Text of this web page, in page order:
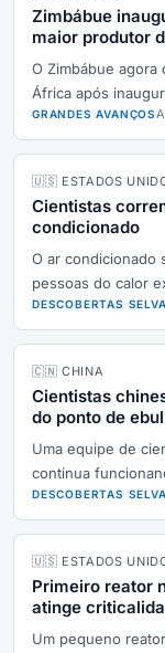
Zimbábue
maior produtor
O Zimbábue
África após
GRANDES AVANÇOS
🇺🇸 ESTADOS
Cientistas
condicionado
O ar condicionado
pessoas do calor
DESCOBERTAS
🇨🇳 CHINA
Cientistas
do ponto de
Uma equipe de
continua
DESCOBERTAS
🇺🇸 ESTADOS
Primeiro reator
atinge
Um pequeno